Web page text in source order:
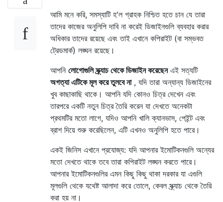
আমি মনে করি, সমস্যাটি হ'ল গ্রাহক নিশ্চিত হতে চান যে তারা
তাদের কাজের অনুলিপি দাবি না করেই ডিজাইনগুলি ব্যবহার করার
অধিকার তাদের রয়েছে এবং তাই এখানে কপিরাইট (বা সম্ভবত
ট্রেডমার্ক) লঙ্ঘন রয়েছে।
আপনি লোগোগুলি স্ক্র্যাচ থেকে ডিজাইন করেছেনএই সত্যটি
অগত্যা এটিকে মূল করে তুলবে না, যদি তারা অন্যান্য ডিজাইনের
খুব কাছাকাছি থাকে। আপনি যদি কোনও চিত্র দেখেন এবং
তারপরে একটি নতুন চিত্র তৈরি করেন যা দেখতে অনেকটা
প্রথমটির মতো লাগে, যদিও আপনি খালি ক্যানভাস, পেইন্ট এবং
ব্রাশ দিয়ে শুরু করেছিলেন, এটি এখনও অনুলিপি হতে পারে।
একই জিনিস এখানে প্রযোজ্য: যদি আপনার ইমোটিকনগুলি অন্যের
মতো দেখতে থাকে তবে তারা কপিরাইট লঙ্ঘন করতে পারে।
আপনার ইমোটিকনগুলির এমন কিছু কিছু থাকা দরকার যা এগুলি
মূলগুলি থেকে যথেষ্ট আলাদা করে তোলে, কেবল স্ক্র্যাচ থেকে তৈরি
করা হয় না।